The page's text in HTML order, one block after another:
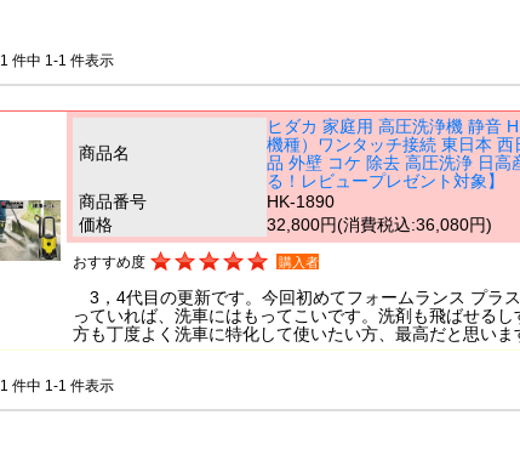
1 件中 1-1 件表示
商品名
ヒダカ 家庭用 高圧洗浄機 静音
機種）ワンタッチ接続 東日本
品 外壁 コケ 除去 高圧洗浄 日
る！レビュープレゼント対象】
商品番号
HK-1890
価格
32,800円(消費税込:36,080円)
おすすめ度 購入者
3，4代目の更新です。今回初めてフォームランス プラ
っていれば、洗車にはもってこいです。洗剤も飛ばせる
方も丁度よく洗車に特化して使いたい方、最高だと思いま
1 件中 1-1 件表示